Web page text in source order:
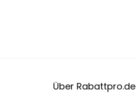
Über Rabattpro.de